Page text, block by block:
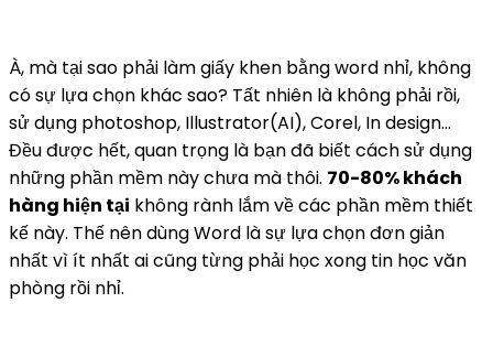
À, mà tại sao phải làm giấy khen bằng word nhỉ, không
có sự lựa chọn khác sao? Tất nhiên là không phải rồi,
sử dụng photoshop, Illustrator(AI), Corel, In design…
Đều được hết, quan trọng là bạn đã biết cách sử dụng
những phần mềm này chưa mà thôi. 70-80% khách
hàng hiện tại không rành lắm về các phần mềm thiết
kế này. Thế nên dùng Word là sự lựa chọn đơn giản
nhất vì ít nhất ai cũng từng phải học xong tin học văn
phòng rồi nhỉ.